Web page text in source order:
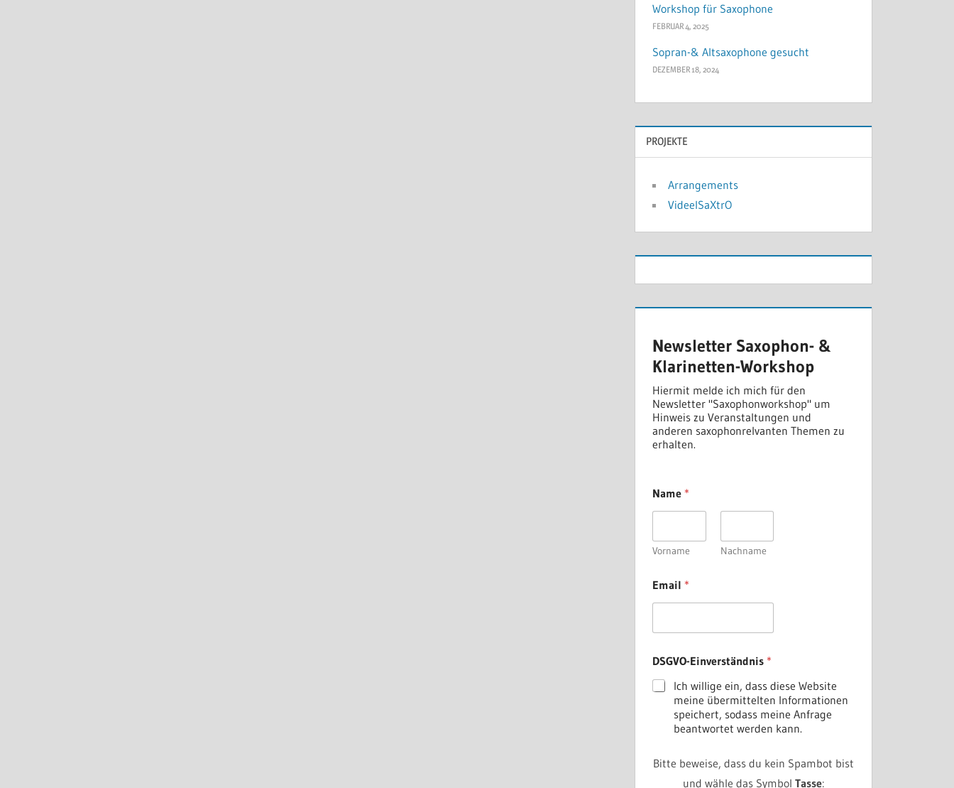
Workshop für Saxophone
FEBRUAR 4, 2025
Sopran-& Altsaxophone gesucht
DEZEMBER 18, 2024
PROJEKTE
Arrangements
VideelSaXtrO
Newsletter Saxophon- &
Klarinetten-Workshop
Hiermit melde ich mich für den
Newsletter "Saxophonworkshop" um
Hinweis zu Veranstaltungen und
anderen saxophonrelvanten Themen zu
erhalten.
m
a
D
V
O
E
n
e
d
Name*
Vorname Nachname
Email*
DSGVO-Einverständnis*
Ich willige ein, dass diese Website
meine übermittelten Informationen
speichert, sodass meine Anfrage
beantwortet werden kann.
Bitte beweise, dass du kein Spambot bist
und wähle das SymbolTasse: